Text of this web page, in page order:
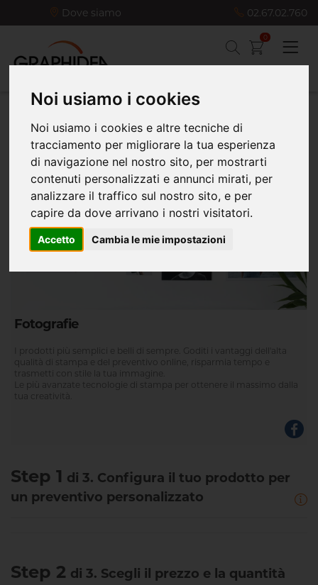
Noi usiamo i cookies
Noi usiamo i cookies e altre tecniche di
tracciamento per migliorare la tua esperienza
di navigazione nel nostro sito, per mostrarti
contenuti personalizzati e annunci mirati, per
analizzare il traffico sul nostro sito, e per
capire da dove arrivano i nostri visitatori.
Accetto Cambia le mie impostazioni
Dove siamo 02.67.02.760
0
Home Altri prodotti e servizi Fotografie
Fotografie
I prodotti più semplici e belli di sempre. Goditi i vantaggi dell'alta
qualità di stampa e del preventivo online, risparmia tempo e
trasmetti con stile la tua immagine.
Le più avanzate tecnologie di stampa per ottenere il massimo dalla
tua creatività.
Step 1 di 3. Configura il tuo prodotto per
un preventivo personalizzato
Step 2 di 3. Scegli il prezzo e la quantità